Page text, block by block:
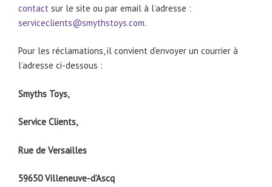
contact sur le site ou par email à l’adresse :
serviceclients@smythstoys.com.
Pour les réclamations, il convient d’envoyer un courrier à
l’adresse ci-dessous :
Smyths Toys,
Service Clients,
Rue de Versailles
59650 Villeneuve-d’Ascq